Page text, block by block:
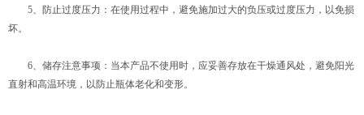
5、防止过度压力：在使用过程中，避免施加过大的负压或过度压力，以免损
坏。
6、储存注意事项：当本产品不使用时，应妥善存放在干燥通风处，避免阳光
直射和高温环境，以防止瓶体老化和变形。